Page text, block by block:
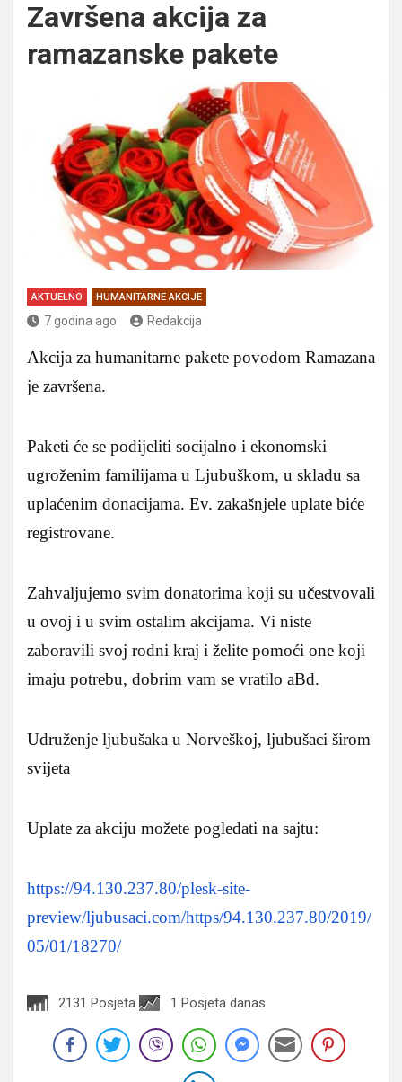
Završena akcija za
ramazanske pakete
AKTUELNO HUMANITARNE AKCIJE
7 godina ago Redakcija
Akcija za humanitarne pakete povodom Ramazana
je završena.
Paketi će se podijeliti socijalno i ekonomski
ugroženim familijama u Ljubuškom, u skladu sa
uplaćenim donacijama. Ev. zakašnjele uplate biće
registrovane.
Zahvaljujemo svim donatorima koji su učestvovali
u ovoj i u svim ostalim akcijama. Vi niste
zaboravili svoj rodni kraj i želite pomoći one koji
imaju potrebu, dobrim vam se vratilo aBd.
Udruženje ljubušaka u Norveškoj, ljubušaci širom
svijeta
Uplate za akciju možete pogledati na sajtu:
https://94.130.237.80/plesk-site-
preview/ljubusaci.com/https/94.130.237.80/2019/
05/01/18270/
2131 Posjeta 1 Posjeta danas